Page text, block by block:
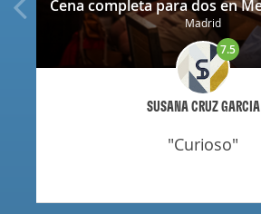
Madrid
SUSANA CRUZ GARCIA
7.5
"curioso"